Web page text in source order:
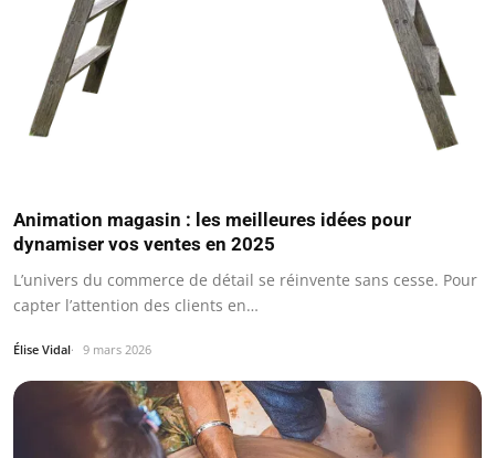
Animation magasin : les meilleures idées pour
dynamiser vos ventes en 2025
L’univers du commerce de détail se réinvente sans cesse. Pour
capter l’attention des clients en…
Élise Vidal 9 mars 2026